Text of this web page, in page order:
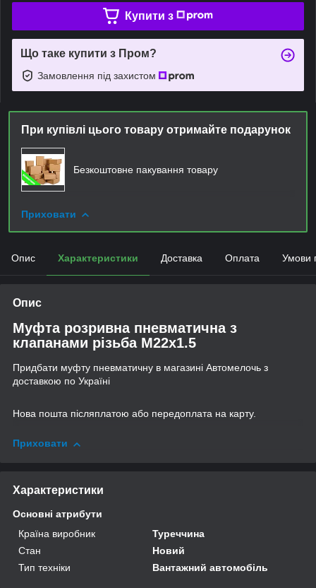
Купити з
Що таке купити з Пром?
Замовлення під захистом
При купівлі цього товару отримайте подарунок
Безкоштовне пакування товару
Приховати
Опис Характеристики Доставка Оплата Умови
Опис
Муфта розривна пневматична з
клапанами різьба М22х1.5
Придбати муфту пневматичну в магазині Автомелочь з
доставкою по Україні
Нова пошта післяплатою або передоплата на карту.
Приховати
Характеристики
Основні атрибути
Країна виробник
Туреччина
Стан
Новий
Тип техніки
Вантажний автомобіль